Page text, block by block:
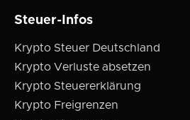
Steuer-Infos
Krypto Steuer Deutschland
Krypto Verluste absetzen
Krypto Steuererklärung
Krypto Freigrenzen